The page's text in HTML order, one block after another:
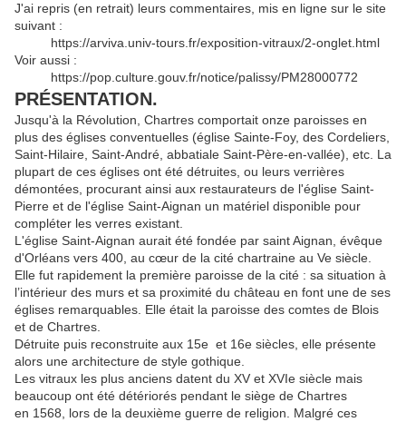
J'ai repris (en retrait) leurs commentaires, mis en ligne sur le site
suivant :
https://arviva.univ-tours.fr/exposition-vitraux/2-onglet.html
Voir aussi :
https://pop.culture.gouv.fr/notice/palissy/PM28000772
PRÉSENTATION.
Jusqu'à la Révolution, Chartres comportait onze paroisses en
plus des églises conventuelles (église Sainte-Foy, des Cordeliers,
Saint-Hilaire, Saint-André, abbatiale Saint-Père-en-vallée), etc. La
plupart de ces églises ont été détruites, ou leurs verrières
démontées, procurant ainsi aux restaurateurs de l'église Saint-
Pierre et de l'église Saint-Aignan un matériel disponible pour
compléter les verres existant.
L'église Saint-Aignan aurait été fondée par saint Aignan, évêque
d'Orléans vers 400, au cœur de la cité chartraine au Ve siècle.
Elle fut rapidement la première paroisse de la cité : sa situation à
l’intérieur des murs et sa proximité du château en font une de ses
églises remarquables. Elle était la paroisse des comtes de Blois
et de Chartres.
Détruite puis reconstruite aux 15e et 16e siècles, elle présente
alors une architecture de style gothique.
Les vitraux les plus anciens datent du XV et XVIe siècle mais
beaucoup ont été détériorés pendant le siège de Chartres
en 1568, lors de la deuxième guerre de religion. Malgré ces